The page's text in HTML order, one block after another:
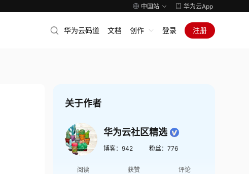
中国站 华为云App
华为云码道 文档 创作 登录 注册
关于作者
华为云社区精选
博客： 942 粉丝： 776
阅读 获赞 评论